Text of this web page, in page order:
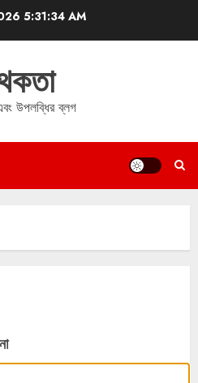
5:31:34 AM
উপলব্ধির ব্লগ